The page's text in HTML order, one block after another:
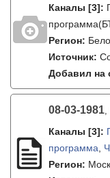
Каналы [3]:
Регион:
Источник:
Добавил на
08-03-1981,
Каналы [3]:
программа
Регион: